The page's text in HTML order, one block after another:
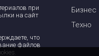
при
на сайт
что
файлов
.
Бизнес
Техно